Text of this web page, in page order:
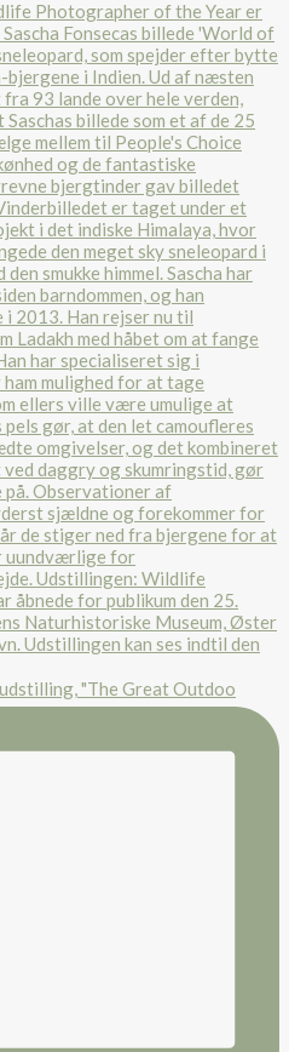
"The Great Outdoo